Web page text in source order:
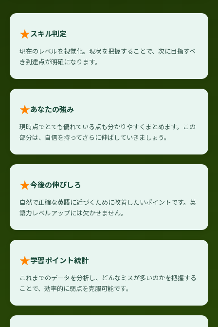
★スキル判定
現在のレベルを視覚化。現状を把握することで、次に目指すべ
き到達点が明確になります。
★あなたの強み
現時点でとても優れている点も分かりやすくまとめます。この
部分は、自信を持ってさらに伸ばしていきましょう。
★今後の伸びしろ
自然で正確な英語に近づくために改善したいポイントです。英
語力レベルアップには欠かせません。
★学習ポイント統計
これまでのデータを分析し、どんなミスが多いのかを把握する
ことで、効率的に弱点を克服可能です。